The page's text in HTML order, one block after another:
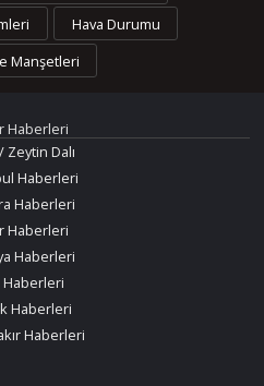
Hava Durumu
Manşetleri
Haberleri
Zeytin Dalı
Haberleri
Haberleri
Haberleri
Haberleri
Haberleri
Haberleri
Haberleri